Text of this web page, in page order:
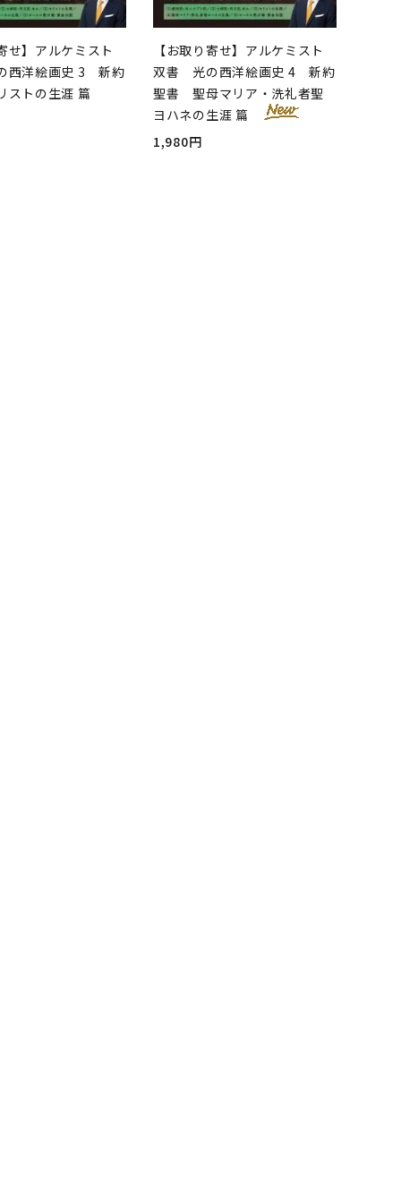
せ】アルケミスト
西洋絵画史 3 新約
ストの生涯 篇
【お取り寄せ】アルケミスト
双書 光の西洋絵画史 4 新約
聖書 聖母マリア・洗礼者聖
ヨハネの生涯 篇
1,980円